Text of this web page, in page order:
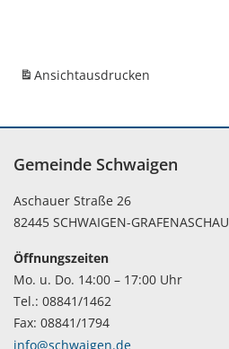
Ansichtausdrucken
Gemeinde Schwaigen
Aschauer Straße 26
82445 SCHWAIGEN-GRAFENASCHAU
Öffnungszeiten
Mo. u. Do. 14:00 – 17:00 Uhr
Tel.: 08841/1462
Fax: 08841/1794
info@schwaigen.de